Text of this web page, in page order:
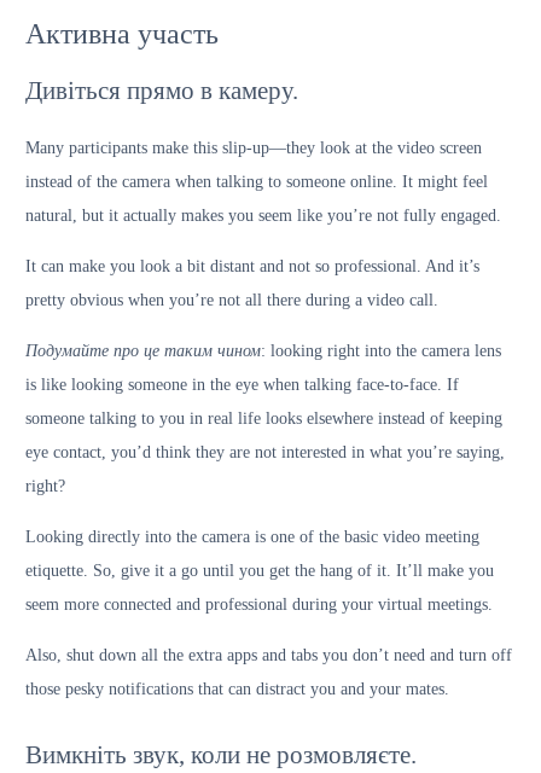
Активна участь
Дивіться прямо в камеру.
Many participants make this slip-up—they look at the video screen
instead of the camera when talking to someone online. It might feel
natural, but it actually makes you seem like you’re not fully engaged.
It can make you look a bit distant and not so professional. And it’s
pretty obvious when you’re not all there during a video call.
Подумайте про це таким чином: looking right into the camera lens
is like looking someone in the eye when talking face-to-face. If
someone talking to you in real life looks elsewhere instead of keeping
eye contact, you’d think they are not interested in what you’re saying,
right?
Looking directly into the camera is one of the basic video meeting
etiquette. So, give it a go until you get the hang of it. It’ll make you
seem more connected and professional during your virtual meetings.
Also, shut down all the extra apps and tabs you don’t need and turn off
those pesky notifications that can distract you and your mates.
Вимкніть звук, коли не розмовляєте.